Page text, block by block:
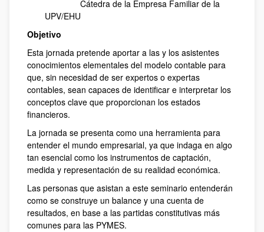
Cátedra de la Empresa Familiar de la
UPV/EHU
Objetivo
Esta jornada pretende aportar a las y los asistentes
conocimientos elementales del modelo contable para
que, sin necesidad de ser expertos o expertas
contables, sean capaces de identificar e interpretar los
conceptos clave que proporcionan los estados
financieros.
La jornada se presenta como una herramienta para
entender el mundo empresarial, ya que indaga en algo
tan esencial como los instrumentos de captación,
medida y representación de su realidad económica.
Las personas que asistan a este seminario entenderán
como se construye un balance y una cuenta de
resultados, en base a las partidas constitutivas más
comunes para las PYMES.